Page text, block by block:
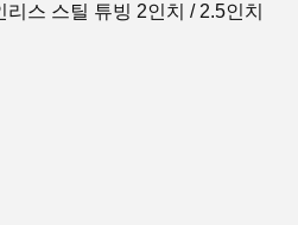
스 스틸 튜빙 2인치 / 2.5인치